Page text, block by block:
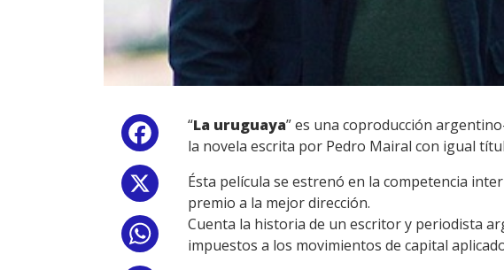
Facebook
WhatsApp
“La uruguaya” es una coproducción
la novela escrita por Pedro Mairal con igual
Ésta película se estrenó en la competencia
premio a la mejor dirección.
Cuenta la historia de un escritor y periodista
impuestos a los movimientos de capital